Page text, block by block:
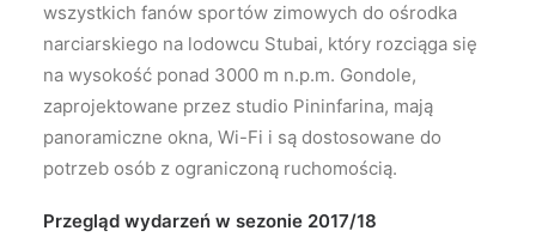
wszystkich fanów sportów zimowych do ośrodka
narciarskiego na lodowcu Stubai, który rozciąga się
na wysokość ponad 3000 m n.p.m. Gondole,
zaprojektowane przez studio Pininfarina, mają
panoramiczne okna, Wi-Fi i są dostosowane do
potrzeb osób z ograniczoną ruchomością.
Przegląd wydarzeń w sezonie 2017/18